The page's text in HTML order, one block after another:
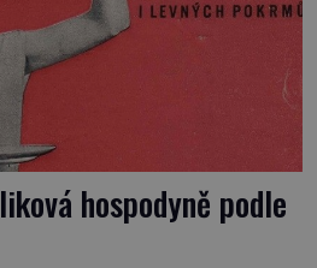
hospodyně podle